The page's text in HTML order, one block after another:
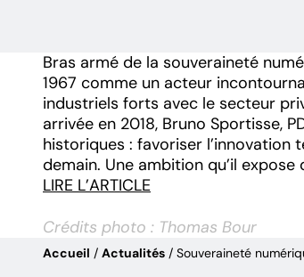
Bras armé de la souveraineté
1967 comme un acteur
industriels forts avec le secteur
arrivée en 2018, Bruno Sportisse,
historiques : favoriser
demain. Une ambition qu’il
LIRE L’ARTICLE
Crédits photo : Thomas Bour
Accueil Actualités Souveraineté